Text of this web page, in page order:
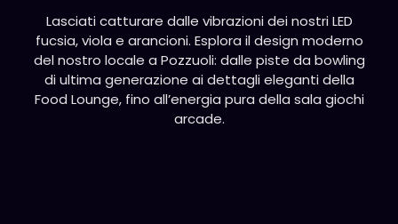
Lasciati catturare dalle vibrazioni dei nostri LED
fucsia, viola e arancioni. Esplora il design moderno
del nostro locale a Pozzuoli: dalle piste da bowling
di ultima generazione ai dettagli eleganti della
Food Lounge, fino all’energia pura della sala giochi
arcade.